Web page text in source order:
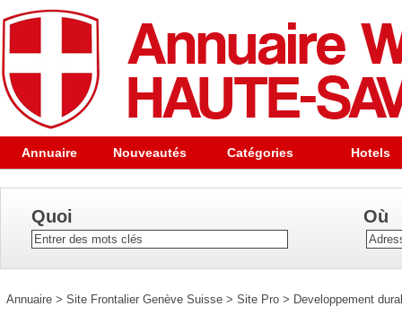
Annuaire Nouveautés Catégories Hotels
Quoi Où
Annuaire > Site Frontalier Genève Suisse > Site Pro > Developpement